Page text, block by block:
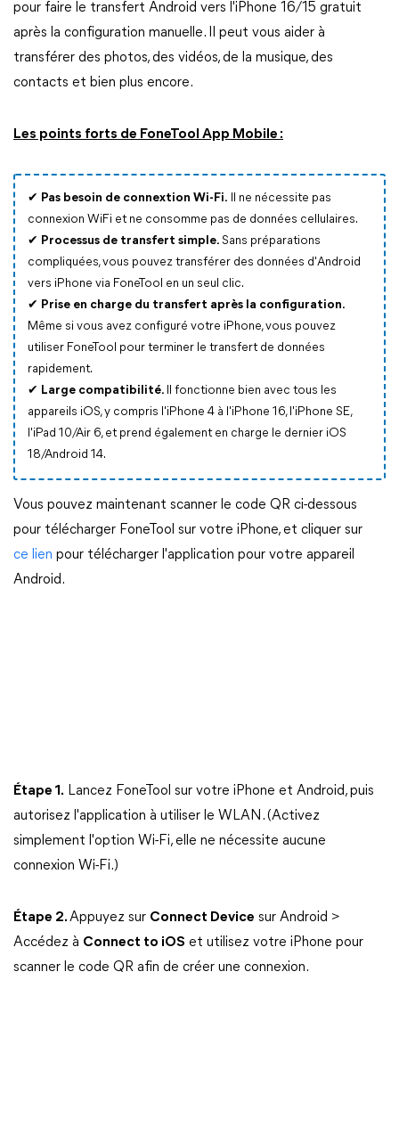
pour faire le transfert Android vers l'iPhone 16/15 gratuit
après la configuration manuelle. Il peut vous aider à
transférer des photos, des vidéos, de la musique, des
contacts et bien plus encore.
Les points forts de FoneTool App Mobile :
✔ Pas besoin de connextion Wi-Fi. Il ne nécessite pas
connexion WiFi et ne consomme pas de données cellulaires.
✔ Processus de transfert simple. Sans préparations
compliquées, vous pouvez transférer des données d'Android
vers iPhone via FoneTool en un seul clic.
✔ Prise en charge du transfert après la configuration.
Même si vous avez configuré votre iPhone, vous pouvez
utiliser FoneTool pour terminer le transfert de données
rapidement.
✔ Large compatibilité. Il fonctionne bien avec tous les
appareils iOS, y compris l'iPhone 4 à l'iPhone 16, l'iPhone SE,
l'iPad 10/Air 6, et prend également en charge le dernier iOS
18/Android 14.
Vous pouvez maintenant scanner le code QR ci-dessous
pour télécharger FoneTool sur votre iPhone, et cliquer sur
ce lien pour télécharger l'application pour votre appareil
Android.
Étape 1. Lancez FoneTool sur votre iPhone et Android, puis
autorisez l'application à utiliser le WLAN. (Activez
simplement l'option Wi-Fi, elle ne nécessite aucune
connexion Wi-Fi.)
Étape 2.Appuyez sur Connect Device sur Android >
Accédez à Connect to iOS et utilisez votre iPhone pour
scanner le code QR afin de créer une connexion.